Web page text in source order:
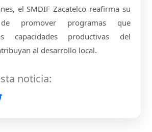
el SMDIF Zacatelco reafirma su
de promover programas que
capacidades productivas del
al desarrollo local.
noticia: